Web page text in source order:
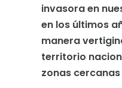
invasora en
en los últimos
manera
territorio
zonas